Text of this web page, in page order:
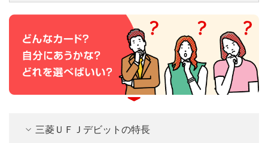
三菱ＵＦＪデビット
使った分の引き落としは？
すぐ 後日
使える金額の制限は？
決めた上限額まで
スーパーやドラッグストア、コンビニやレストラン、ネ
ットショップ等、Visa、JCBが使えるお店ならどこでも
ご利用いただけます。
三菱ＵＦＪデビットの特長